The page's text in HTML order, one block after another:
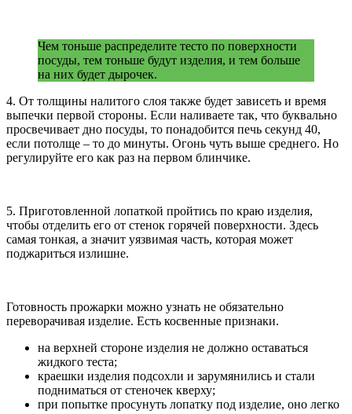
Чем тоньше распределите тесто по поверхности
посуды, тем тоньше будут изделия, и тем больше
на них будет дырочек.
4. От толщины налитого слоя также будет зависеть и время
выпечки первой стороны. Если наливаете так, что буквально
просвечивает дно посуды, то понадобится печь секунд 40,
если потолще – то до минуты. Огонь чуть выше среднего. Но
регулируйте его как раз на первом блинчике.
5. Приготовленной лопаткой пройтись по краю изделия,
чтобы отделить его от стенок горячей поверхности. Здесь
самая тонкая, а значит уязвимая часть, которая может
поджариться излишне.
Готовность прожарки можно узнать не обязательно
переворачивая изделие. Есть косвенные признаки.
на верхней стороне изделия не должно оставаться
жидкого теста;
краешки изделия подсохли и зарумянились и стали
подниматься от стеночек кверху;
при попытке просунуть лопатку под изделие, оно легко